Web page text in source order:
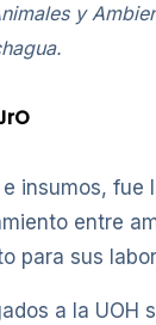
y
insumos,
entre
para sus
a la